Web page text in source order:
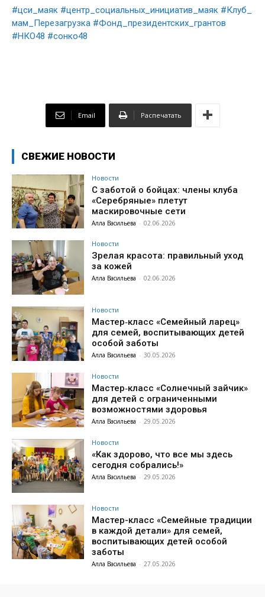
#цси_маяк #центр_социальных_инициатив_маяк #Клуб_
мам_Перезагрузка #Фонд_президентских_грантов
#НКО48 #сонко48
Email Распечатать
СВЕЖИЕ НОВОСТИ
Новости
С заботой о бойцах: члены клуба
«Серебряные» плетут
маскировочные сети
Алла Васильева - 02.06.2026
Новости
Зрелая красота: правильный уход
за кожей
Алла Васильева - 02.06.2026
Новости
Мастер‑класс «Семейный ларец»
для семей, воспитывающих детей
особой заботы
Алла Васильева - 30.05.2026
Новости
Мастер‑класс «Солнечный зайчик»
для детей с ограниченными
возможностями здоровья
Алла Васильева - 29.05.2026
Новости
«Как здорово, что все мы здесь
сегодня собрались!»
Алла Васильева - 29.05.2026
Новости
Мастер-класс «Семейные традиции
в каждой детали» для семей,
воспитывающих детей особой
заботы
Алла Васильева - 27.05.2026